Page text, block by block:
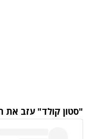
"סטון קולד" עזב את